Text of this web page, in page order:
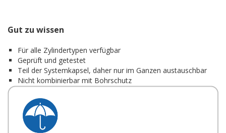
Gut zu wissen
Für alle Zylindertypen verfügbar
Geprüft und getestet
Teil der Systemkapsel, daher nur im Ganzen austauschbar
Nicht kombinierbar mit Bohrschutz